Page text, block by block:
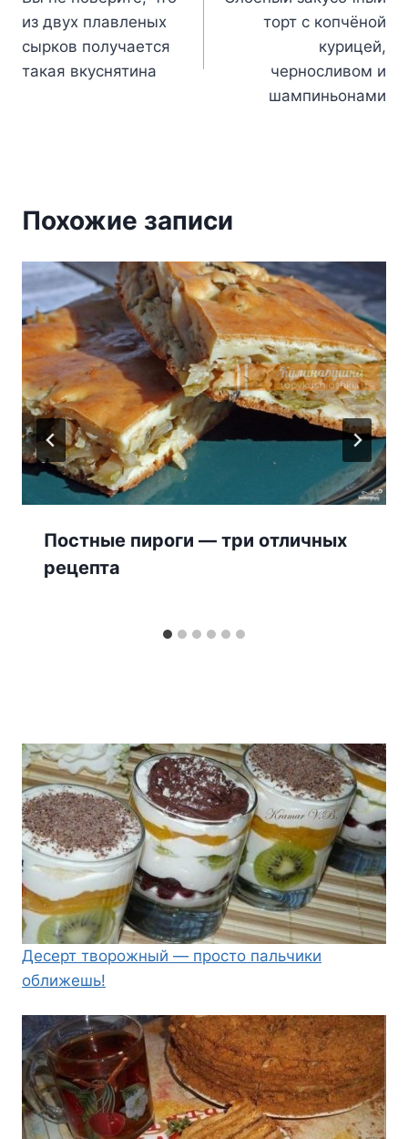
по
записям
из двух плавленых
сырков получается
такая вкуснятина
торт с копчёной
курицей,
черносливом и
шампиньонами
Похожие записи
Постные пироги — три отличных
рецепта
Десерт творожный — просто пальчики
оближешь!